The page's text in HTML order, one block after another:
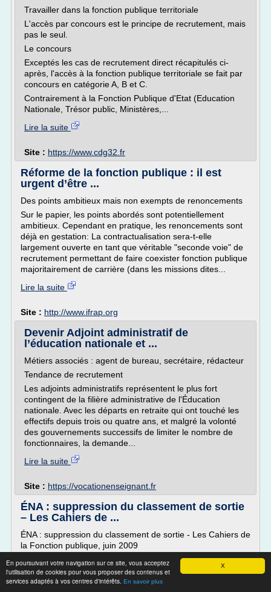
X
En poursuivant votre navigation sur ce site, vous acceptez
l'utilisation de cookies pour vous proposer des contenus et
services adaptés à vos centres d'intérêts. En savoir plus
Travailler dans la fonction publique territoriale
L'accès par concours est le principe de recrutement, mais
pas le seul.
Le concours
Exceptés les cas de recrutement direct récapitulés ci-
après, l'accès à la fonction publique territoriale se fait par
concours en catégorie A, B et C.
Contrairement à la Fonction Publique d'Etat (Education
Nationale, Trésor public, Ministères,...
Lire la suite
Site : https://www.cdg32.fr
Réforme de la fonction publique : il est
urgent d’être ...
Des points ambitieux mais non exempts de renoncements
Sur le papier, les points abordés sont potentiellement
ambitieux. Cependant en pratique, les renoncements sont
déjà en gestation: La contractualisation sera-t-elle
largement ouverte en tant que véritable "seconde voie" de
recrutement permettant de faire coexister fonction publique
majoritairement de carrière (dans les missions dites...
Lire la suite
Site : http://www.ifrap.org
Devenir Adjoint administratif de
l’éducation nationale et ...
Métiers associés : agent de bureau, secrétaire, rédacteur
Tendance de recrutement
Les adjoints administratifs représentent le plus fort
contingent de la filière administrative de l'Éducation
nationale. Avec les départs en retraite qui ont touché les
effectifs depuis trois ou quatre ans, et malgré la volonté
des gouvernements successifs de limiter le nombre de
fonctionnaires, la demande...
Lire la suite
Site : https://vocationenseignant.fr
ÉNA : suppression du classement de sortie
– Les Cahiers de ...
ÉNA : suppression du classement de sortie - Les Cahiers de
la Fonction publique, juin 2009
Nouveaux modes de recrutement et respect des principes
L'annonce de la suppression du classement de sortie de
l'ÉNA par le président de la République a relancé le débat